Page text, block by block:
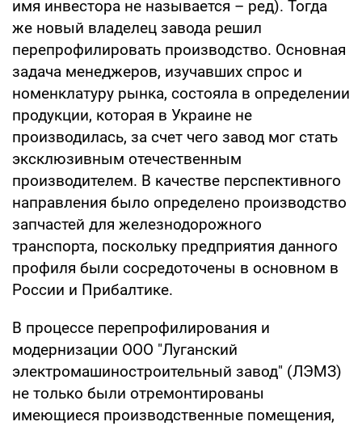
имя инвестора не называется – ред). Тогда
же новый владелец завода решил
перепрофилировать производство. Основная
задача менеджеров, изучавших спрос и
номенклатуру рынка, состояла в определении
продукции, которая в Украине не
производилась, за счет чего завод мог стать
эксклюзивным отечественным
производителем. В качестве перспективного
направления было определено производство
запчастей для железнодорожного
транспорта, поскольку предприятия данного
профиля были сосредоточены в основном в
России и Прибалтике.
В процессе перепрофилирования и
модернизации ООО "Луганский
электромашиностроительный завод" (ЛЭМЗ)
не только были отремонтированы
имеющиеся производственные помещения,